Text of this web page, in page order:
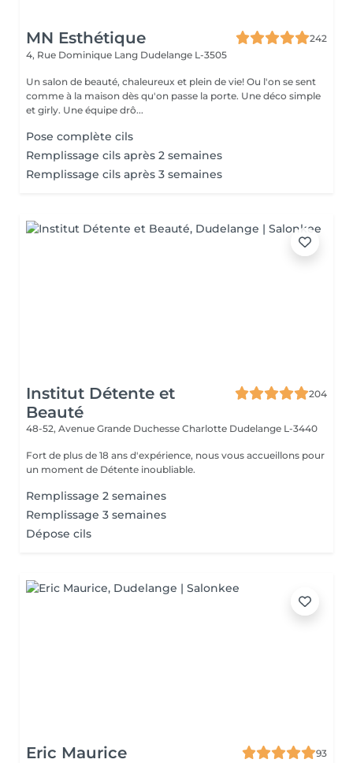
MN Esthétique
242
4, Rue Dominique Lang Dudelange L-3505
Un salon de beauté, chaleureux et plein de vie! Ou l'on se sent
comme à la maison dès qu'on passe la porte. Une déco simple
et girly. Une équipe drô...
Pose complète cils
Remplissage cils après 2 semaines
Remplissage cils après 3 semaines
Institut Détente et
Beauté
204
48-52, Avenue Grande Duchesse Charlotte Dudelange L-3440
Fort de plus de 18 ans d'expérience, nous vous accueillons pour
un moment de Détente inoubliable.
Remplissage 2 semaines
Remplissage 3 semaines
Dépose cils
Eric Maurice
93